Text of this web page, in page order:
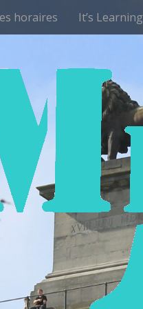
horaires It’s Learning